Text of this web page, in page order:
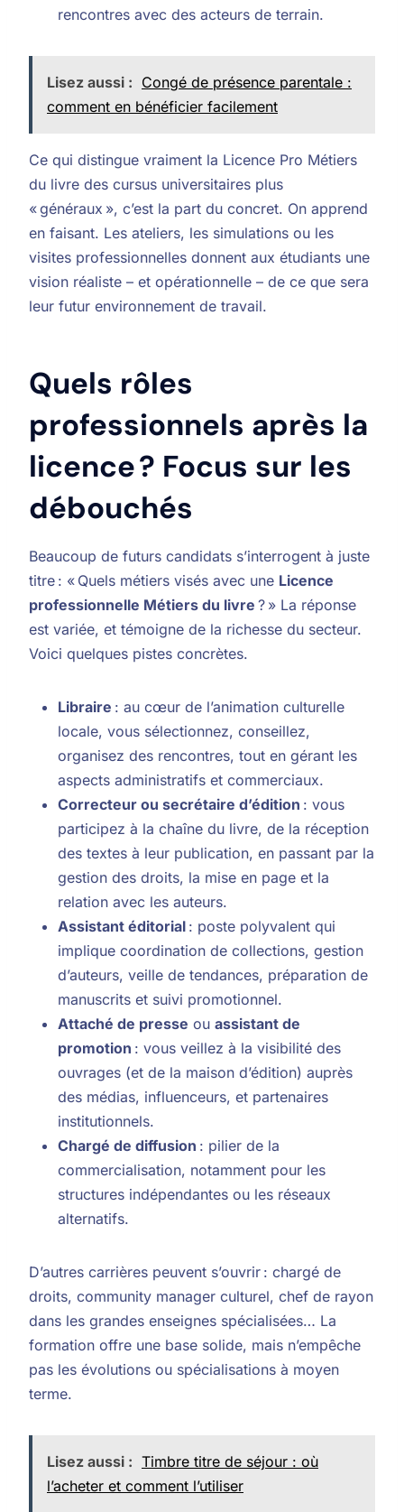
rencontres avec des acteurs de terrain.
Lisez aussi : Congé de présence parentale :
comment en bénéficier facilement
Ce qui distingue vraiment la Licence Pro Métiers
du livre des cursus universitaires plus
« généraux », c’est la part du concret. On apprend
en faisant. Les ateliers, les simulations ou les
visites professionnelles donnent aux étudiants une
vision réaliste – et opérationnelle – de ce que sera
leur futur environnement de travail.
Quels rôles
professionnels après la
licence ? Focus sur les
débouchés
Beaucoup de futurs candidats s’interrogent à juste
titre : « Quels métiers visés avec une Licence
professionnelle Métiers du livre ? » La réponse
est variée, et témoigne de la richesse du secteur.
Voici quelques pistes concrètes.
Libraire : au cœur de l’animation culturelle
locale, vous sélectionnez, conseillez,
organisez des rencontres, tout en gérant les
aspects administratifs et commerciaux.
Correcteur ou secrétaire d’édition : vous
participez à la chaîne du livre, de la réception
des textes à leur publication, en passant par la
gestion des droits, la mise en page et la
relation avec les auteurs.
Assistant éditorial : poste polyvalent qui
implique coordination de collections, gestion
d’auteurs, veille de tendances, préparation de
manuscrits et suivi promotionnel.
Attaché de presse ou assistant de
promotion : vous veillez à la visibilité des
ouvrages (et de la maison d’édition) auprès
des médias, influenceurs, et partenaires
institutionnels.
Chargé de diffusion : pilier de la
commercialisation, notamment pour les
structures indépendantes ou les réseaux
alternatifs.
D’autres carrières peuvent s’ouvrir : chargé de
droits, community manager culturel, chef de rayon
dans les grandes enseignes spécialisées… La
formation offre une base solide, mais n’empêche
pas les évolutions ou spécialisations à moyen
terme.
Lisez aussi : Timbre titre de séjour : où
l’acheter et comment l’utiliser